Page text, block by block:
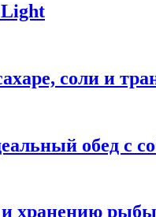
соли и
обед с
и хранению рыбы